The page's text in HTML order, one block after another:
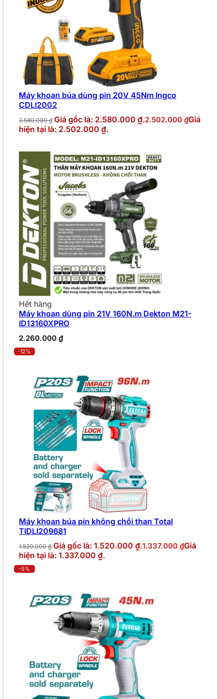
Máy khoan búa dùng pin 20V 45Nm Ingco
CDLI2002
2.580.000₫ Giá gốc là: 2.580.000 ₫.2.502.000 ₫Giá
hiện tại là: 2.502.000 ₫.
Hết hàng
Máy khoan dùng pin 21V 160N.m Dekton M21-
ID13160XPRO
2.260.000 ₫
-12%
Máy khoan búa pin không chổi than Total
TIDLI209681
1.520.000₫ Giá gốc là: 1.520.000 ₫.1.337.000 ₫Giá
hiện tại là: 1.337.000 ₫.
-5%